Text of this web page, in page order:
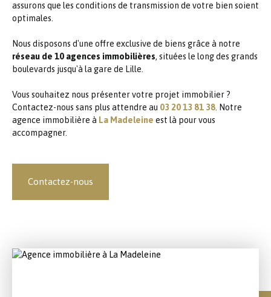
assurons que les conditions de transmission de votre bien soient
optimales.
Nous disposons d'une offre exclusive de biens grâce à notre
réseau de 10 agences immobilières, situées le long des grands
boulevards jusqu'à la gare de Lille.
Vous souhaitez nous présenter votre projet immobilier ?
Contactez-nous sans plus attendre au 03 20 13 81 38 . Notre
agence immobilière à La Madeleine est là pour vous
accompagner.
Contactez-nous